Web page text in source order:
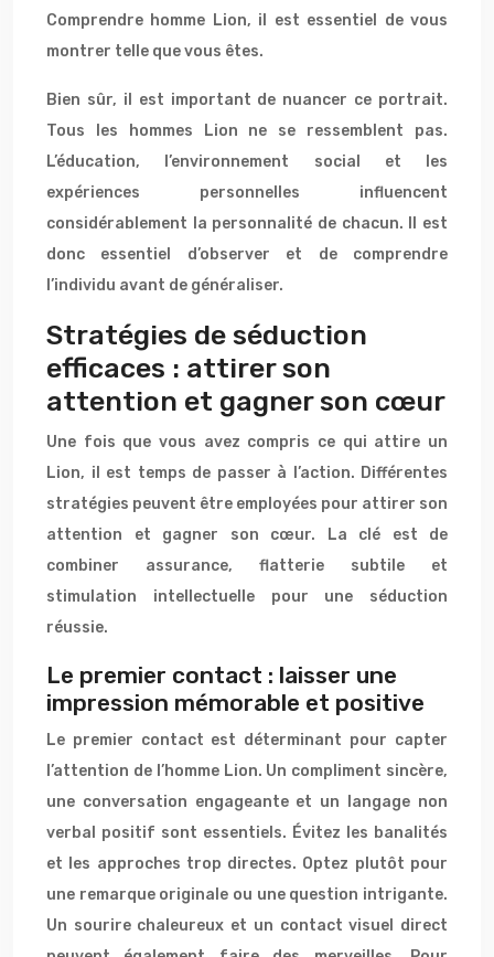
Comprendre homme Lion, il est essentiel de vous
montrer telle que vous êtes.
Bien sûr, il est important de nuancer ce portrait.
Tous les hommes Lion ne se ressemblent pas.
L’éducation, l’environnement social et les
expériences personnelles influencent
considérablement la personnalité de chacun. Il est
donc essentiel d’observer et de comprendre
l’individu avant de généraliser.
Stratégies de séduction
efficaces : attirer son
attention et gagner son cœur
Une fois que vous avez compris ce qui attire un
Lion, il est temps de passer à l’action. Différentes
stratégies peuvent être employées pour attirer son
attention et gagner son cœur. La clé est de
combiner assurance, flatterie subtile et
stimulation intellectuelle pour une séduction
réussie.
Le premier contact : laisser une
impression mémorable et positive
Le premier contact est déterminant pour capter
l’attention de l’homme Lion. Un compliment sincère,
une conversation engageante et un langage non
verbal positif sont essentiels. Évitez les banalités
et les approches trop directes. Optez plutôt pour
une remarque originale ou une question intrigante.
Un sourire chaleureux et un contact visuel direct